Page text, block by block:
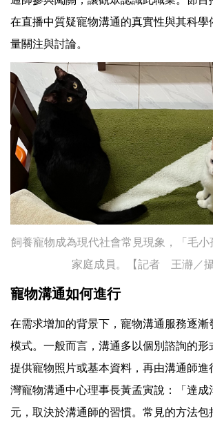
在直播中質疑寵物溝通的真實性與其科學
量關注與討論。
飼養寵物成為現代社會常見現象，「毛小
家庭成員。【記者 王瀞／攝
寵物溝通如何進行
在需求增加的背景下，寵物溝通服務逐漸
模式。一般而言，溝通多以個別諮詢的形
提供寵物照片或基本資料，再由溝通師進
灣寵物溝通中心理事長黃孟寅說：「達成
元，取決於溝通師的習慣。常見的方法包